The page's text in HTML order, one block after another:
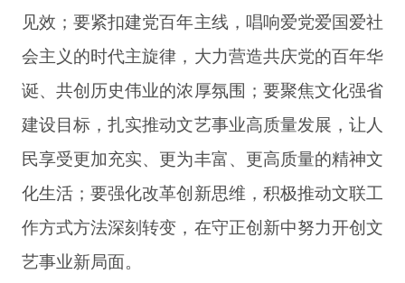
见效；要紧扣建党百年主线，唱响爱党爱国爱社
会主义的时代主旋律，大力营造共庆党的百年华
诞、共创历史伟业的浓厚氛围；要聚焦文化强省
建设目标，扎实推动文艺事业高质量发展，让人
民享受更加充实、更为丰富、更高质量的精神文
化生活；要强化改革创新思维，积极推动文联工
作方式方法深刻转变，在守正创新中努力开创文
艺事业新局面。